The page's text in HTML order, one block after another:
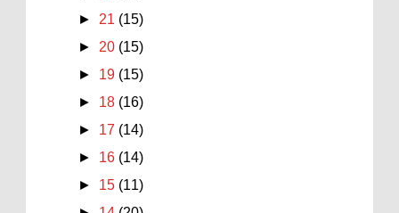
► 21 (15)
► 20 (15)
► 19 (15)
► 18 (16)
► 17 (14)
► 16 (14)
► 15 (11)